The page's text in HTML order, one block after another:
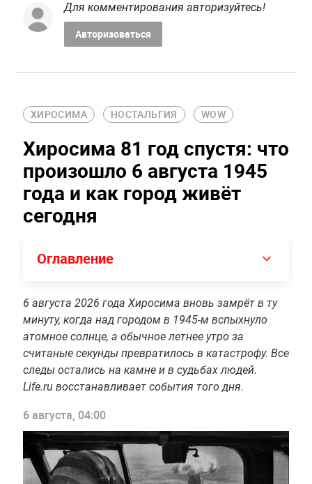
Для комментирования авторизуйтесь!
Авторизоваться
ХИРОСИМА НОСТАЛЬГИЯ WOW
Хиросима 81 год спустя: что
произошло 6 августа 1945
года и как город живёт
сегодня
Оглавление
6 августа 2026 года Хиросима вновь замрёт в ту
минуту, когда над городом в 1945-м вспыхнуло
атомное солнце, а обычное летнее утро за
считаные секунды превратилось в катастрофу. Все
следы остались на камне и в судьбах людей.
Life.ru восстанавливает события того дня.
6 августа, 04:00